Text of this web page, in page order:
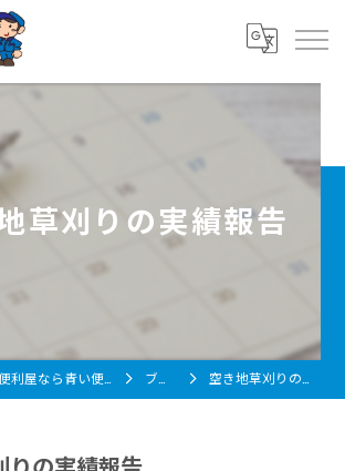
草刈りの実績報告
ブログ 空き地草刈りの実績報告